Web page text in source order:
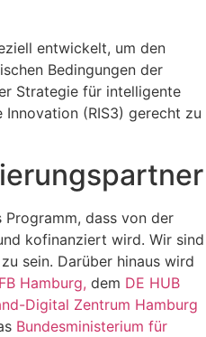
entwickelt, um den
Bedingungen der
Strategie für intelligente
(RIS3) gerecht zu
Programm, dass von der
kofinanziert wird. Wir sind
sein. Darüber hinaus wird
Hamburg, dem DE HUB
Digital Zentrum Hamburg
Bundesministerium für